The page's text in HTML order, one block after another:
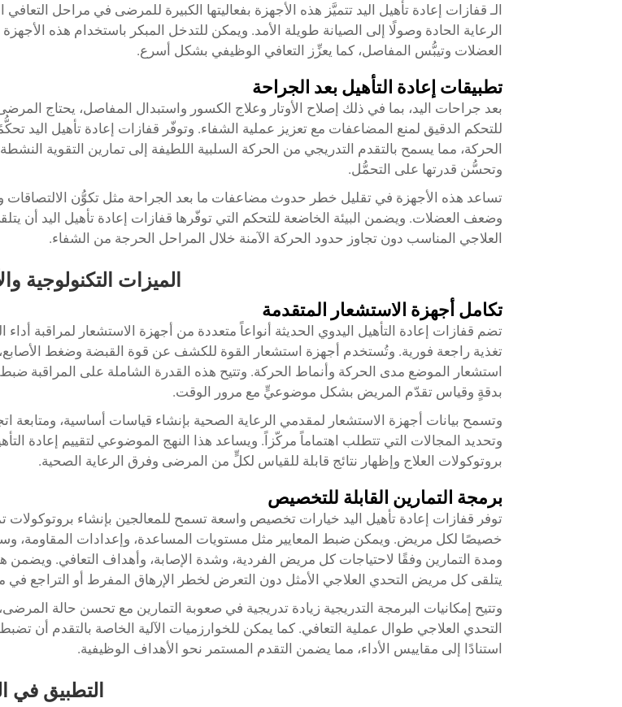
الـ قفازات إعادة تأهيل اليد تتميَّز هذه الأجهزة بفعاليتها الكبيرة للمرضى في مراحل التعافي
الرعاية الحادة وصولًا إلى الصيانة طويلة الأمد. ويمكن للتدخل المبكر باستخدام هذه
العضلات وتيبُّس المفاصل، كما يعزِّز التعافي الوظيفي بشكل أسرع.
تطبيقات إعادة التأهيل بعد الجراحة
بعد جراحات اليد، بما في ذلك إصلاح الأوتار وعلاج الكسور واستبدال المفاصل، يحتاج
للتحكم الدقيق لمنع المضاعفات مع تعزيز عملية الشفاء. وتوفّر قفازات إعادة تأهيل اليد
الحركة، مما يسمح بالتقدم التدريجي من الحركة السلبية اللطيفة إلى تمارين التقوية
وتحسُّن قدرتها على التحمُّل.
تساعد هذه الأجهزة في تقليل خطر حدوث مضاعفات ما بعد الجراحة مثل تكوُّن الالتصاقات
وضعف العضلات. ويضمن البيئة الخاضعة للتحكم التي توفّرها قفازات إعادة تأهيل اليد أن
العلاجي المناسب دون تجاوز حدود الحركة الآمنة خلال المراحل الحرجة من الشفاء.
الميزات التكنولوجية
تكامل أجهزة الاستشعار المتقدمة
تضم قفازات إعادة التأهيل اليدوي الحديثة أنواعاً متعددة من أجهزة الاستشعار لمراقبة
تغذية راجعة فورية. وتُستخدم أجهزة استشعار القوة للكشف عن قوة القبضة وضغط الأصابع،
استشعار الموضع مدى الحركة وأنماط الحركة. وتتيح هذه القدرة الشاملة على المراقبة ضبط
بدقةٍ وقياس تقدّم المريض بشكل موضوعيٍّ مع مرور الوقت.
وتسمح بيانات أجهزة الاستشعار لمقدمي الرعاية الصحية بإنشاء قياسات أساسية، ومتابعة
وتحديد المجالات التي تتطلب اهتماماً مركّزاً. ويساعد هذا النهج الموضوعي لتقييم إعادة
بروتوكولات العلاج وإظهار نتائج قابلة للقياس لكلٍّ من المرضى وفرق الرعاية الصحية.
برمجة التمارين القابلة للتخصيص
توفر قفازات إعادة تأهيل اليد خيارات تخصيص واسعة تسمح للمعالجين بإنشاء
خصيصًا لكل مريض. ويمكن ضبط المعايير مثل مستويات المساعدة، وإعدادات المقاومة،
ومدة التمارين وفقًا لاحتياجات كل مريض الفردية، وشدة الإصابة، وأهداف التعافي.
يتلقى كل مريض التحدي العلاجي الأمثل دون التعرض لخطر الإرهاق المفرط أو التراجع في
وتتيح إمكانيات البرمجة التدريجية زيادة تدريجية في صعوبة التمارين مع تحسن حالة
التحدي العلاجي طوال عملية التعافي. كما يمكن للخوارزميات الآلية الخاصة بالتقدم أن تضبط
استنادًا إلى مقاييس الأداء، مما يضمن التقدم المستمر نحو الأهداف الوظيفية.
التطبيق في